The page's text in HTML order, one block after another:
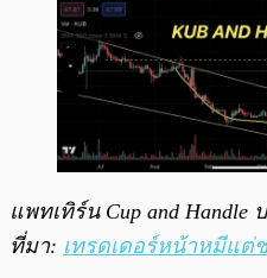
แพทเทิร์น Cup and Handle
ที่มา: เทรดเดอร์หน้าหมีแต่